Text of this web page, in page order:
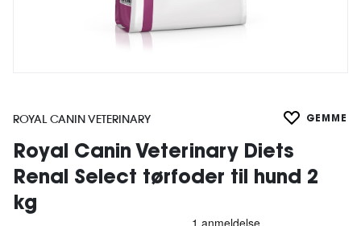
ROYAL CANIN VETERINARY GEMME
Royal Canin Veterinary Diets
Renal Select tørfoder til hund 2
kg